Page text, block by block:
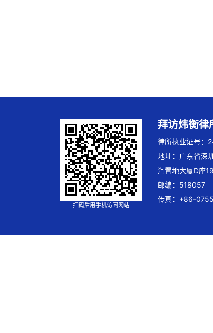
扫码后用手机访问网站
拜访炜衡律
律所执业证号
地址：广东省深
润置地大厦D座
邮编：518057
传真：+86-